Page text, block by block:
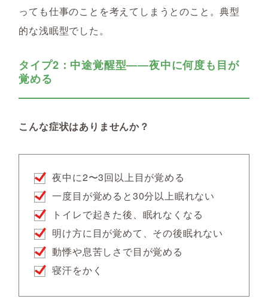
っても仕事のことを考えてしまうとのこと。典型
的な浅眠型でした。
タイプ2：中途覚醒型――夜中に何度も目が
覚める
こんな症状はありませんか？
夜中に2〜3回以上目が覚める
一度目が覚めると30分以上眠れない
トイレで起きた後、眠れなくなる
明け方に目が覚めて、その後眠れない
動悸や息苦しさで目が覚める
寝汗をかく